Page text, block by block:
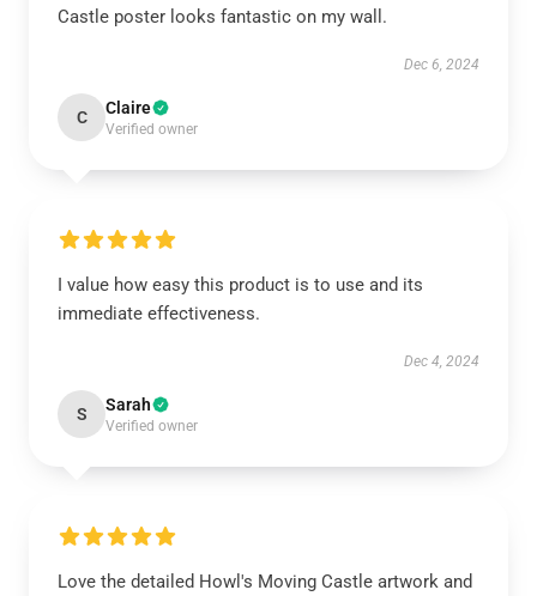
Castle poster looks fantastic on my wall.
Dec 6, 2024
C Claire
Verified owner
I value how easy this product is to use and its
immediate effectiveness.
Dec 4, 2024
S Sarah
Verified owner
Love the detailed Howl's Moving Castle artwork and